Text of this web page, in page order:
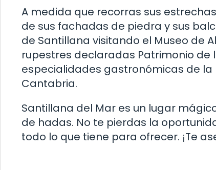
A medida que recorras sus
de sus fachadas de piedra y sus
de Santillana visitando el Museo de
rupestres declaradas Patrimonio de
especialidades gastronómicas de la
Cantabria.
Santillana del Mar es un lugar
de hadas. No te pierdas la
todo lo que tiene para ofrecer. ¡Te